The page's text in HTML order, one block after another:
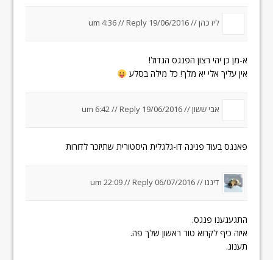
ליז כהן//
19/06/2016 um 4:36
//Reply
א-מן כן יהי רצון הפנגס הגדול!
אין עליך אלי יא מלך! כל מילה בסלע
אבי ששון //19/06/2016 um 6:42
//Reply
פאנגס בעוד פנינה דו-גלגלית היסטורית שתיזכר לדורות
דינגו //
06/07/2016 um 22:09
//Reply
התגעגענו פנגס.
איזה כיף לקרוא טור ראשון שלך פה.
תענוג.